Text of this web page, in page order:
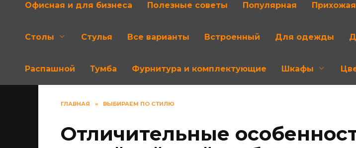
Офисная и для бизнеса Полезные советы Популярная
Столы Стулья Все варианты Встроенный Для одежды
Распашной Тумба Фурнитура и комплектующие Шкафы
ГЛАВНАЯ » ВЫБИРАЕМ ПО СТИЛЮ
Отличительные